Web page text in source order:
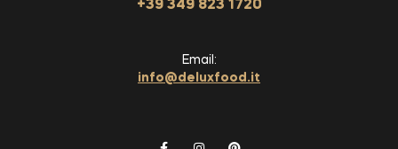
+39 349 823 1720
Email:
info@deluxfood.it